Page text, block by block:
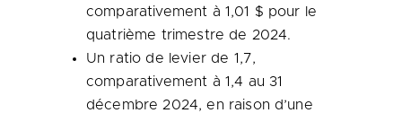
comparativement à 1,01 $ pour le
quatrième trimestre de 2024.
Un ratio de levier de 1,7,
comparativement à 1,4 au 31
décembre 2024, en raison d’une